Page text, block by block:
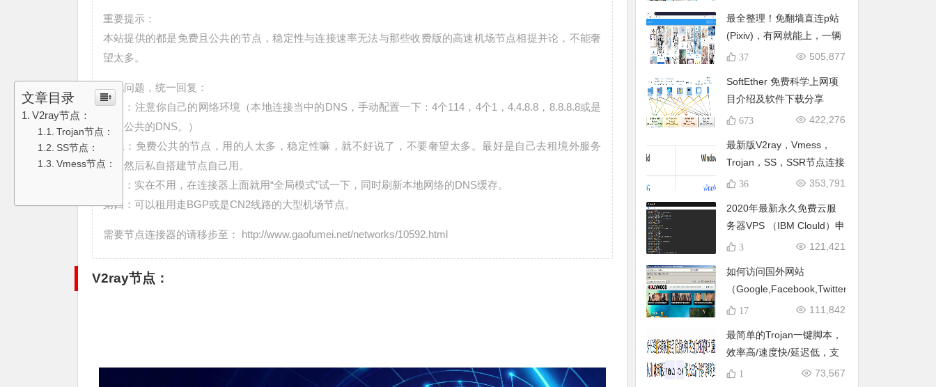
重要提示：
本站提供的都是免费且公共的节点，稳定性与连接速率无法与那些收费版的高速机场节点相提并论，不能奢
望太多。
常见问题，统一回复：
第一：注意你自己的网络环境（本地连接当中的DNS，手动配置一下：4个114，4个1，4.4.8.8，8.8.8.8或是
其它公共的DNS。）
第二：免费公共的节点，用的人太多，稳定性嘛，就不好说了，不要奢望太多。最好是自己去租境外服务
器，然后私自搭建节点自己用。
第三：实在不用，在连接器上面就用“全局模式”试一下，同时刷新本地网络的DNS缓存。
第四：可以租用走BGP或是CN2线路的大型机场节点。
需要节点连接器的请移步至： http://www.gaofumei.net/networks/10592.html
文章目录
V2ray节点：
Trojan节点：
SS节点：
Vmess节点：
V2ray节点：
最全整理！免翻墙直连p站
(Pixiv)，有网就能上，一辆
开往Pixiv的直通车！手机/
条龙 全平台直连Pixiv 批量
下载P站图片
505,877
37
SoftEther 免费科学上网项
目介绍及软件下载分享
422,276
673
最新版V2ray，Vmess，
Trojan，SS，SSR节点连接
器免费分享
353,791
36
2020年最新永久免费云服
务器VPS （IBM Clould）申
请，搭建永久免费节点！无
永久免费部署V2ray科学上
网！(已修复一键脚本上的
BUG)
121,421
3
如何访问国外网站
（Google,Facebook,Twitter,Youtube,）?
111,842
17
最简单的Trojan一键脚本，
效率高/速度快/延迟低，支
持tls1.3，系统支持 73,567
1